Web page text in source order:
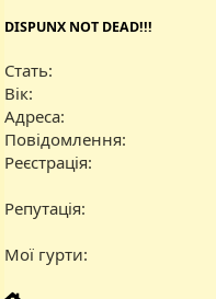
DISPUNX NOT DEAD!!!
Стать
Вік
Адреса
Повідомлення
Реєстрація
Репутація
Мої гурти